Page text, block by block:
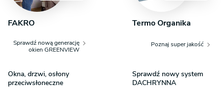
FAKRO
Sprawdź nową generację
okien GREENVIEW
Termo Organika
Poznaj super jakość
Okna, drzwi, osłony
przeciwsłoneczne
Sprawdź nowy system
DACHRYNNA